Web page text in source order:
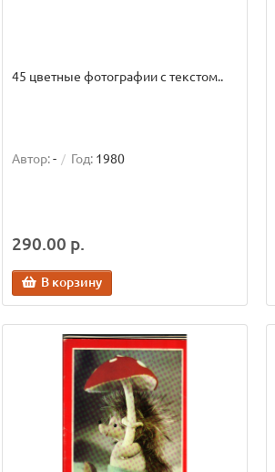
45 цветные фотографии с текстом..
Автор:- Год: 1980
290.00 р.
В корзину